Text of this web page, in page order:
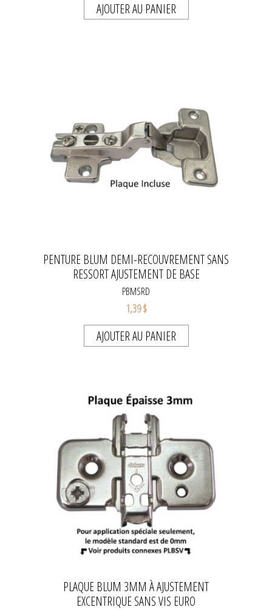
AJOUTER AU PANIER
PENTURE BLUM DEMI-RECOUVREMENT SANS
RESSORT AJUSTEMENT DE BASE
PBMSRD
1,39 $
AJOUTER AU PANIER
PLAQUE BLUM 3MM À AJUSTEMENT
EXCENTRIQUE SANS VIS EURO